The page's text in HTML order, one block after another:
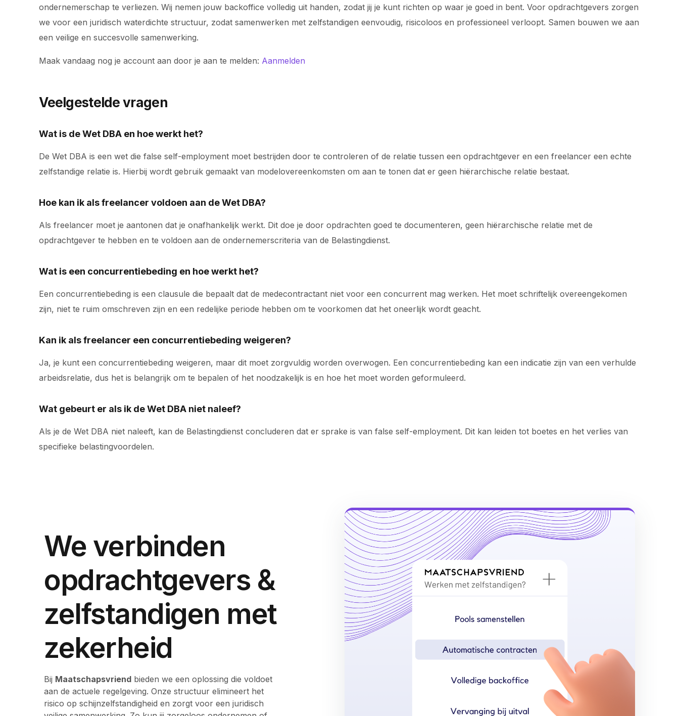
ondernemerschap te verliezen. Wij nemen jouw backoffice volledig uit handen, zodat jij je kunt richten op waar je goed in bent. Voor opdrachtgevers zorgen
we voor een juridisch waterdichte structuur, zodat samenwerken met zelfstandigen eenvoudig, risicoloos en professioneel verloopt. Samen bouwen we aan
een veilige en succesvolle samenwerking.
Maak vandaag nog je account aan door je aan te melden: Aanmelden
Veelgestelde vragen
Wat is de Wet DBA en hoe werkt het?
De Wet DBA is een wet die false self-employment moet bestrijden door te controleren of de relatie tussen een opdrachtgever en een freelancer een echte
zelfstandige relatie is. Hierbij wordt gebruik gemaakt van modelovereenkomsten om aan te tonen dat er geen hiërarchische relatie bestaat.
Hoe kan ik als freelancer voldoen aan de Wet DBA?
Als freelancer moet je aantonen dat je onafhankelijk werkt. Dit doe je door opdrachten goed te documenteren, geen hiërarchische relatie met de
opdrachtgever te hebben en te voldoen aan de ondernemerscriteria van de Belastingdienst.
Wat is een concurrentiebeding en hoe werkt het?
Een concurrentiebeding is een clausule die bepaalt dat de medecontractant niet voor een concurrent mag werken. Het moet schriftelijk overeengekomen
zijn, niet te ruim omschreven zijn en een redelijke periode hebben om te voorkomen dat het oneerlijk wordt geacht.
Kan ik als freelancer een concurrentiebeding weigeren?
Ja, je kunt een concurrentiebeding weigeren, maar dit moet zorgvuldig worden overwogen. Een concurrentiebeding kan een indicatie zijn van een verhulde
arbeidsrelatie, dus het is belangrijk om te bepalen of het noodzakelijk is en hoe het moet worden geformuleerd.
Wat gebeurt er als ik de Wet DBA niet naleef?
Als je de Wet DBA niet naleeft, kan de Belastingdienst concluderen dat er sprake is van false self-employment. Dit kan leiden tot boetes en het verlies van
specifieke belastingvoordelen.
We verbinden
opdrachtgevers &
zelfstandigen met
zekerheid
Bij Maatschapsvriend bieden we een oplossing die voldoet
aan de actuele regelgeving. Onze structuur elimineert het
risico op schijnzelfstandigheid en zorgt voor een juridisch